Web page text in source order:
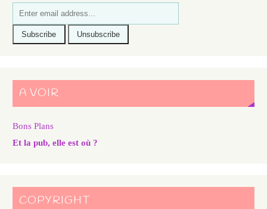
A VOIR
Bons Plans
Et la pub, elle est où ?
COPYRIGHT